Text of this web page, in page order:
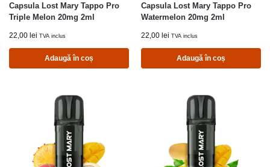
Capsula Lost Mary Tappo Pro
Triple Melon 20mg 2ml
22,00 lei TVA inclus
Adaugă în coș
Capsula Lost Mary Tappo Pro
Watermelon 20mg 2ml
22,00 lei TVA inclus
Adaugă în coș